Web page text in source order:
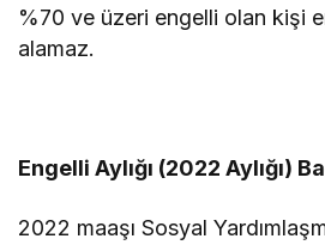
%70 ve üzeri engelli olan kişi
alamaz.
Engelli Aylığı (2022 Aylığı)
2022 maaşı Sosyal